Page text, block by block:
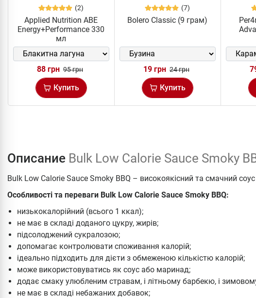
(2)
Applied Nutrition ABE
Energy+Performance 330
мл
88 грн 95 грн
Купить
(7)
Bolero Classic (9 грам)
19 грн 24 грн
Купить
Описание Bulk Low Calorie Sauce Smoky
Bulk Low Calorie Sauce Smoky BBQ – високоякісний та смачний
Особливості та переваги Bulk Low Calorie Sauce Smoky BBQ:
низькокалорійний (всього 1 ккал);
не має в складі доданого цукру, жирів;
підсолоджений сукралозою;
допомагає контролювати споживання калорій;
ідеально підходить для дієти з обмеженою кількістю калорій;
може використовуватись як соус або маринад;
додає смаку улюбленим стравам, і літньому барбекю, і
не має в складі небажаних добавок;